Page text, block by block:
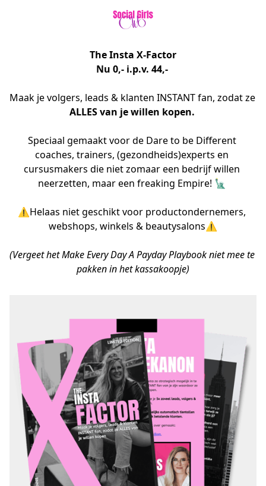
The Insta X-Factor
Nu 0,- i.p.v. 44,-
ALLES van je willen kopen.
Speciaal gemaakt voor de Dare to be Different
coaches, trainers, (gezondheids)experts en
cursusmakers die niet zomaar een bedrijf willen
neerzetten, maar een freaking Empire! 🗽
⚠️Helaas niet geschikt voor productondernemers,
webshops, winkels & beautysalons⚠️
(Vergeet het Make Every Day A Payday Playbook niet mee te
pakken in het kassakoopje)